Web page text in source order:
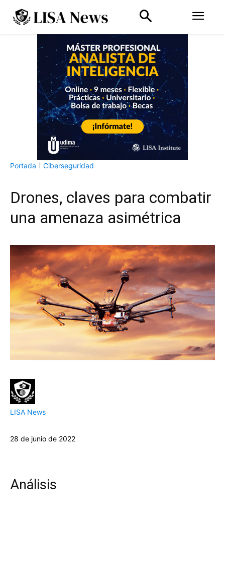
Portada Ciberseguridad
Drones, claves para combatir
una amenaza asimétrica
LISA News
28 de junio de 2022
Análisis